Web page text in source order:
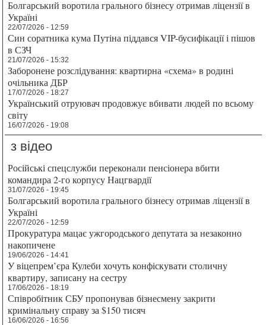
Болгарський воротила грального бізнесу отримав ліцензії в
Україні
22/07/2026 - 12:59
Син соратника кума Путіна піддався VIP-бусифікації і пішов
в СЗЧ
21/07/2026 - 15:32
Заборонене розслідування: квартирна «схема» в родині
очільника ДБР
17/07/2026 - 18:27
Український отруювач продовжує вбивати людей по всьому
світу
16/07/2026 - 19:08
з відео
Російські спецслужби переконали пенсіонера вбити
командира 2-го корпусу Нацгвардії
31/07/2026 - 19:45
Болгарський воротила грального бізнесу отримав ліцензії в
Україні
22/07/2026 - 12:59
Прокуратура мацає ужгородського депутата за незаконно
накопичене
19/06/2026 - 14:41
У віцепрем’єра Кулеби хочуть конфіскувати столичну
квартиру, записану на сестру
17/06/2026 - 18:19
Співробітник СБУ пропонував бізнесмену закрити
кримінальну справу за $150 тисяч
16/06/2026 - 16:56